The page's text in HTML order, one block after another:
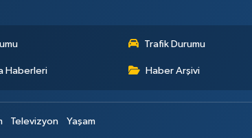
Trafik Durumu
Haberleri Haber Arşivi
Televizyon Yaşam